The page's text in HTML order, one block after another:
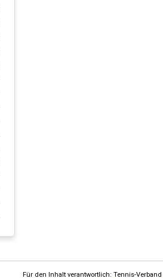
Für den Inhalt verantwortlich: Tennis-